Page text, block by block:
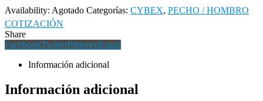
Availability: Agotado Categorías: CYBEX, PECHO / HOMBRO
COTIZACIÓN
Share
FacebookTwitterPinterestEmail
Información adicional
Información adicional